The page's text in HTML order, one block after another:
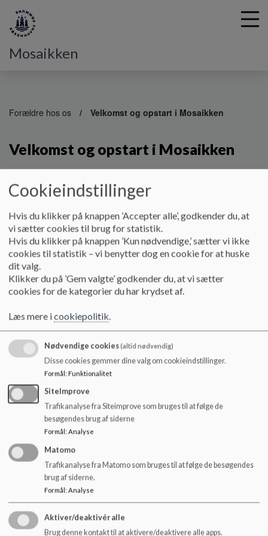
o
Mosaikken
Forældre hos os Velkomst og opstart i Mosaikken
Velkomst og opstart i Mosaikken
Når du har modtaget tilbud om plads i Mosaikken i din e-
boks/din digitale indbakke, har du fem hverdage til at
besvare Pladsanvisningen på tilbuddet - dette kan kun foregå
via Pladsanvisningen.
Vi får en digital notifikation, når du har accepteret tilbuddet
og du vil herefter få et opkald fra stuens medarbejdere, hvor
vi kontakter med henblik på at finde en dato og tidspunkt for
modtagelsessamtale.
første tid i Mosaikken og i opstarten vil vi have den løbende
daglige dialog, hvor vi planlægger og justerer morgendagens
forløb, alt afhængig af hvordan dit barn har reageret på at
starte. Vi tager altid udgangspunkt i dit barns behov og er
åbne og ærlige i vores dialog med dig.
Cirka tre måneder efter dit barn er startet i Mosaikken har vi
et møde, hvor vi drøfter og evaluerer, hvordan modtagelsen
Ingen børn eller familie er ens, men - baseret på tidligere
erfaringer fra andre arbejdspladser/institutioner, - vil vi
anbefale dig at afsætte to uger til, at dit barn bliver vant til at
starte i et læringstilbud.
Cookieindstillinger
Hvis du klikker på knappen ’Accepter alle’, godkender du, at
vi sætter cookies til brug for statistik.
Hvis du klikker på knappen ’Kun nødvendige,’ sætter vi ikke
cookies til statistik – vi benytter dog en cookie for at huske
dit valg.
Klikker du på ’Gem valgte’ godkender du, at vi sætter
cookies for de kategorier du har krydset af.
Læs mere icookiepolitik.
Nødvendige cookies(altid nødvendig)
Disse cookies gemmer dine valg om cookieindstillinger.
Formål: Funktionalitet
SiteImprove
Trafikanalyse fra Siteimprove som bruges til at følge de
besøgendes brug af siderne
Formål : Analyse
Matomo
Trafikanalyse fra Matomo som bruges til at følge de besøgendes
brug af siderne.
Formål: Analyse
Aktiver/deaktivér alle
Brug denne kontakt til at aktivere/deaktivere alle apps.